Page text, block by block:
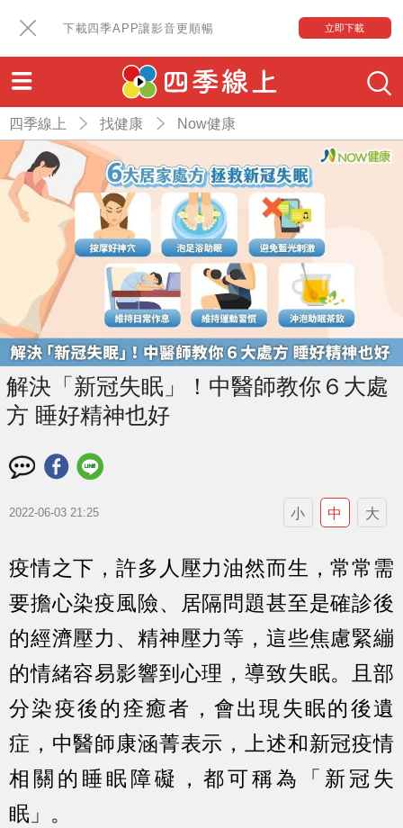
下載四季APP讓影音更順暢 立即下載
四季線上 找健康 Now健康
解決「新冠失眠」！中醫師教你６大處
方 睡好精神也好
2022-06-03 21:25 小 中 大
疫情之下，許多人壓力油然而生，常常需
要擔心染疫風險、居隔問題甚至是確診後
的經濟壓力、精神壓力等，這些焦慮緊繃
的情緒容易影響到心理，導致失眠。且部
分染疫後的痊癒者，會出現失眠的後遺
症，中醫師康涵菁表示，上述和新冠疫情
相關的睡眠障礙，都可稱為「新冠失
眠」。